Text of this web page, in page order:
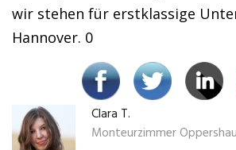
wir stehen für erstklassige
Hannover. 0
Clara T.
Monteurzimmer